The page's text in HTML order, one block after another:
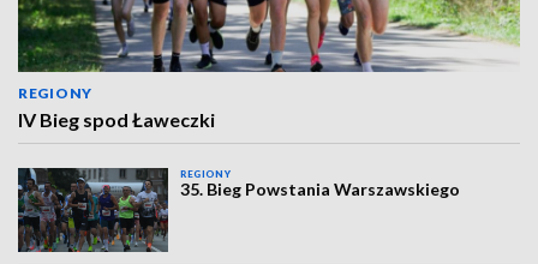
REGIONY
IV Bieg spod Ławeczki
REGIONY
35. Bieg Powstania Warszawskiego